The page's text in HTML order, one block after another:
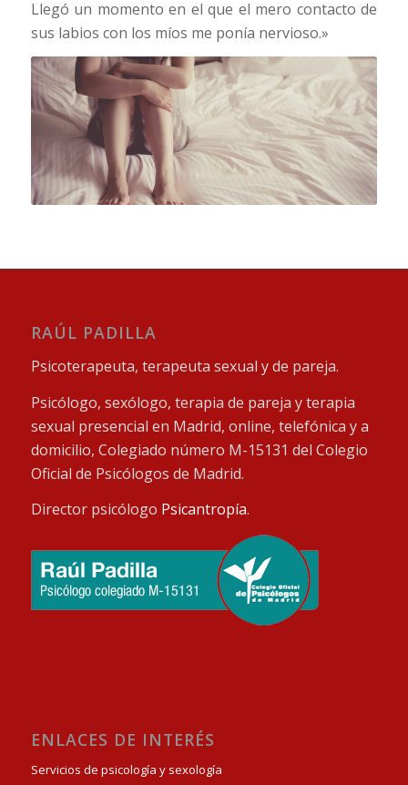
Llegó un momento en el que el mero contacto de
sus labios con los míos me ponía nervioso.»
RAÚL PADILLA
Psicoterapeuta, terapeuta sexual y de pareja.
Psicólogo, sexólogo, terapia de pareja y terapia
sexual presencial en Madrid, online, telefónica y a
domicilio, Colegiado número M-15131 del Colegio
Oficial de Psicólogos de Madrid.
Director psicólogo Psicantropía.
ENLACES DE INTERÉS
Servicios de psicología y sexología